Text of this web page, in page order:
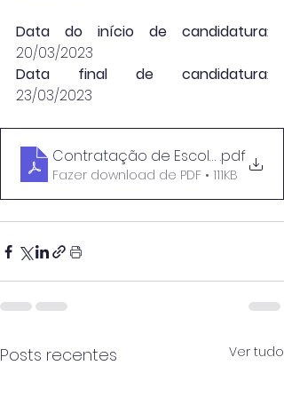
Data do início de candidatura:
20/03/2023
Data final de candidatura:
23/03/2023
Contratação de Escola .pdf
Fazer download de PDF • 111KB
Posts recentes Ver tudo